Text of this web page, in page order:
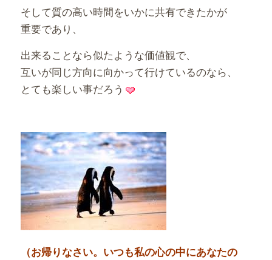
そして質の高い時間をいかに共有できたかが
重要であり、
出来ることなら似たような価値観で、
互いが同じ方向に向かって行けているのなら、
とても楽しい事だろう
（お帰りなさい。いつも私の心の中にあなたの